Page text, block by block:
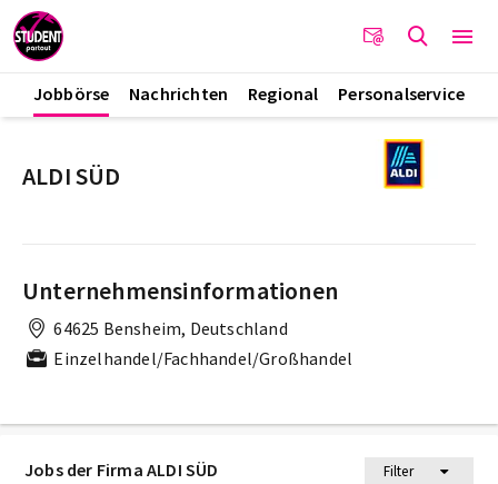
Jobbörse Nachrichten Regional Personalservice
Jobs der Firma ALDI SÜD
Filter
ALDI SÜD
Unternehmensinformationen
64625 Bensheim, Deutschland
Einzelhandel/Fachhandel/Großhandel